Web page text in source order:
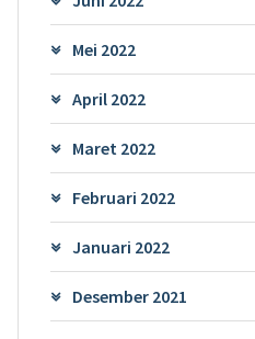
Mei 2022
April 2022
Maret 2022
Februari 2022
Januari 2022
Desember 2021